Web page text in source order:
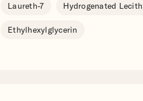
Laureth-7 Hydrogenated
Ethylhexylglycerin